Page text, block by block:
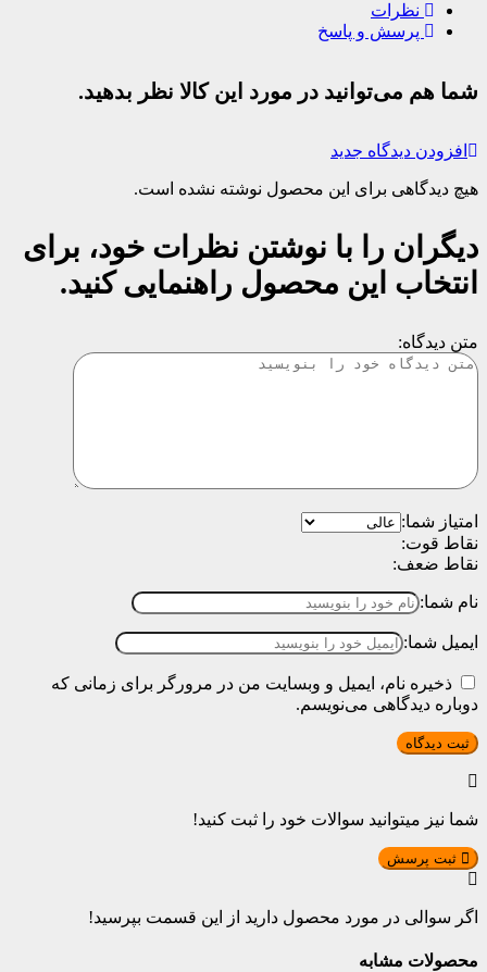
نظرات
پرسش و پاسخ
شما هم می‌توانید در مورد این کالا نظر بدهید.
افزودن دیدگاه جدید
هیچ دیدگاهی برای این محصول نوشته نشده است.
دیگران را با نوشتن نظرات خود، برای
انتخاب این محصول راهنمایی کنید.
متن دیدگاه:
امتیاز شما:
نقاط قوت:
نقاط ضعف:
نام شما:
ایمیل شما:
ذخیره نام، ایمیل و وبسایت من در مرورگر برای زمانی که
دوباره دیدگاهی می‌نویسم.
شما نیز میتوانید سوالات خود را ثبت کنید!
اگر سوالی در مورد محصول دارید از این قسمت بپرسید!
محصولات مشابه